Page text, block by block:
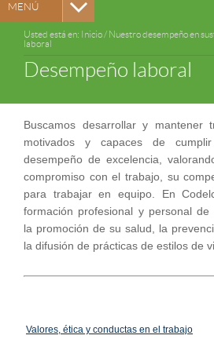
MENÚ
Usted está en: Inicio/ Nuestro desempeño en
laboral
Desempeño laboral
Buscamos desarrollar y mantener
motivados y capaces de
desempeño de excelencia,
compromiso con el trabajo, su
para trabajar en equipo. En
formación profesional y personal de
la promoción de su salud, la
la difusión de prácticas de estilos de
Valores, ética y conductas en el trabajo